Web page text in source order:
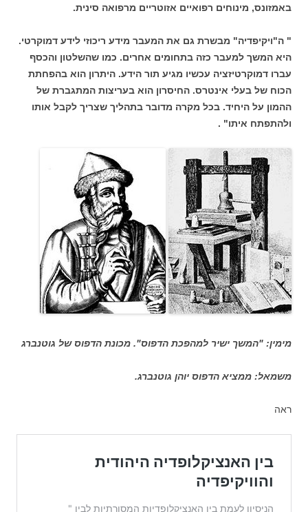
באמזונס, מינוחים רפואיים אזוטריים מרפואה סינית.
" ה"ויקיפדיה" מבשרת גם את המעבר מידע ריכוזי לידע דמוקרטי.
היא המשך למעבר כזה בתחומים אחרים. כמו שהשלטון והכסף
עברו דמוקרטיזציה עכשיו מגיע תור הידע. היתרון הוא בהפחתת
הכוח של בעלי אינטרס. החיסרון הוא בעריצות המתגברת של
ההמון על היחיד. בכל מקרה מדובר בתהליך שצריך לקבל אותו
ולהתפתח איתו" .
מימין: "המשך ישיר למהפכת הדפוס". מכונת הדפוס של גוטנברג
משמאל: ממציא הדפוס יוהן גוטנברג.
ראה